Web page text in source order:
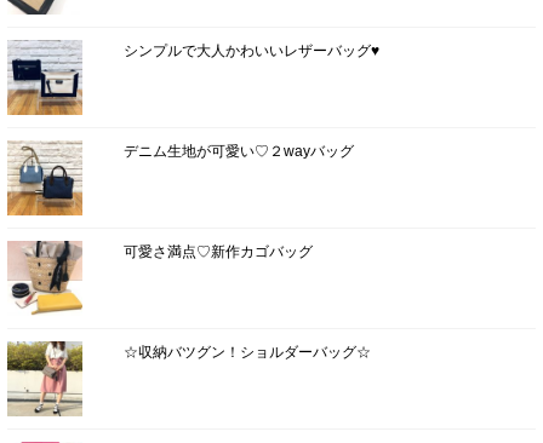
シンプルで大人かわいいレザーバッグ♥
デニム生地が可愛い♡２wayバッグ
可愛さ満点♡新作カゴバッグ
☆収納バツグン！ショルダーバッグ☆